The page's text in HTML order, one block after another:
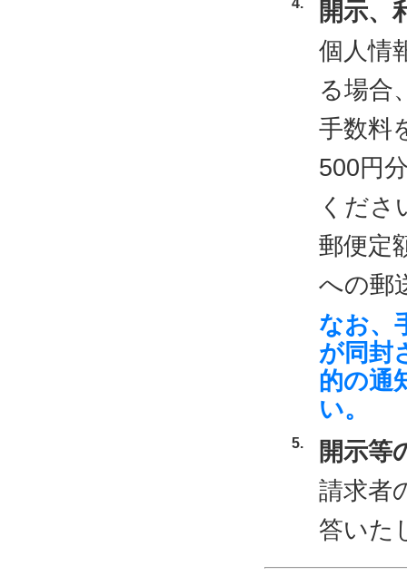
開示、
個人情
る場合
手数料
500円
くださ
郵便定
への郵
なお、
が同封
的の通
い。
開示等
請求者
答いた